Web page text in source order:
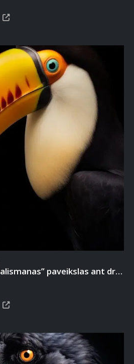
“Tukanas Tropinis Talismanas” paveikslas ant drobės